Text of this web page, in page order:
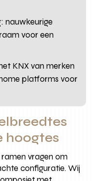
: nauwkeurige
voor een
KNX van merken
platforms voor
hoogtes
vragen om
configuratie. Wij